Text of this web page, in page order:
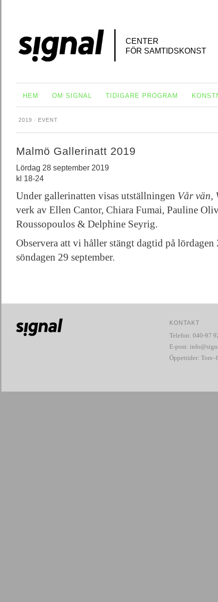
CENTER
FÖR SAMTIDSKONST
HEM OM SIGNAL TIDIGARE PROGRAM
2019 / EVENT
Malmö Gallerinatt 2019
Lördag 28 september 2019
kl 18-24
Under gallerinatten visas utställningen Vår vän,
verk av Ellen Cantor, Chiara Fumai, Pauline
Roussopoulos & Delphine Seyrig.
Observera att vi håller stängt dagtid på lördagen
söndagen 29 september.
KONTAKT
Telefon: 040-97
E-post:
Öppettider: